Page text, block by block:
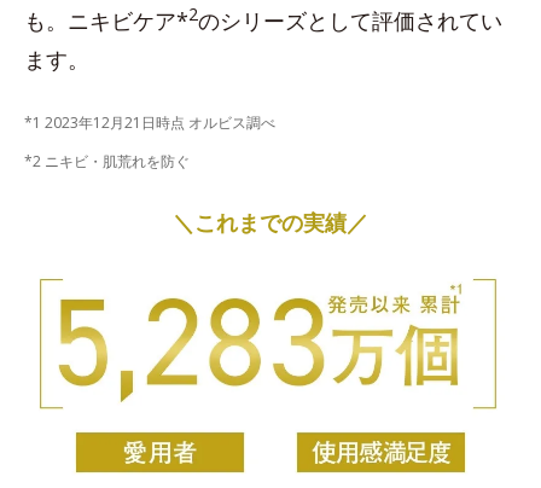
も。ニキビケア*2のシリーズとして評価されてい
ます。
*1 2023年12月21日時点 オルビス調べ
*2 ニキビ・肌荒れを防ぐ
＼これまでの実績／